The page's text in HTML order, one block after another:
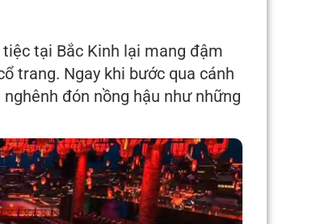
tại Bắc Kinh lại mang đậm
trang. Ngay khi bước qua cánh
đón nồng hậu như những